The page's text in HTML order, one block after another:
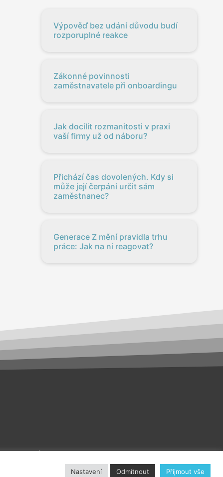
Výpověď bez udání důvodu budí
rozporuplné reakce
Zákonné povinnosti
zaměstnavatele při onboardingu
Jak docílit rozmanitosti v praxi
vaší firmy už od náboru?
Přichází čas dovolených. Kdy si
může její čerpání určit sám
zaměstnanec?
Generace Z mění pravidla trhu
práce: Jak na ni reagovat?
O nás
Nastavení Odmítnout Přijmout vše